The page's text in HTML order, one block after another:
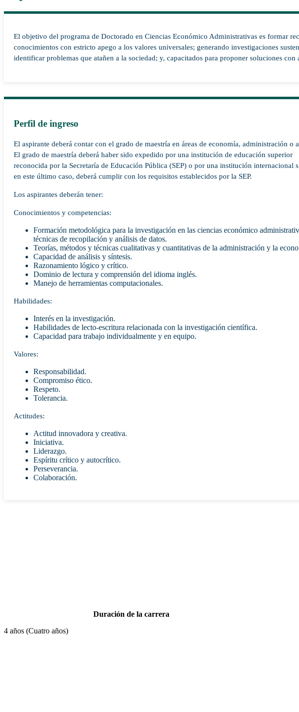
El objetivo del programa de Doctorado en Ciencias Económico Administrativas es formar
conocimientos con estricto apego a los valores universales; generando investigaciones
identificar problemas que atañen a la sociedad; y, capacitados para proponer soluciones
Perfil de ingreso
El aspirante deberá contar con el grado de maestría en áreas de economía, administración o
El grado de maestría deberá haber sido expedido por una institución de educación superior
reconocida por la Secretaría de Educación Pública (SEP) o por una institución internacional
en este último caso, deberá cumplir con los requisitos establecidos por la SEP.
Los aspirantes deberán tener:
Conocimientos y competencias:
Formación metodológica para la investigación en las ciencias económico
técnicas de recopilación y análisis de datos.
Teorías, métodos y técnicas cualitativas y cuantitativas de la administración y la
Capacidad de análisis y síntesis.
Razonamiento lógico y crítico.
Dominio de lectura y comprensión del idioma inglés.
Manejo de herramientas computacionales.
Habilidades:
Interés en la investigación.
Habilidades de lecto-escritura relacionada con la investigación científica.
Capacidad para trabajo individualmente y en equipo.
Valores:
Responsabilidad.
Compromiso ético.
Respeto.
Tolerancia.
Actitudes:
Actitud innovadora y creativa.
Iniciativa.
Liderazgo.
Espíritu crítico y autocrítico.
Perseverancia.
Colaboración.
Duración de la carrera
4 años (Cuatro años)